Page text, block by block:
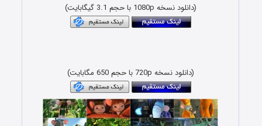
(دانلود نسخه 1080p با حجم 3.1 گیگابایت)
(دانلود نسخه 720p با حجم 650 مگابایت)